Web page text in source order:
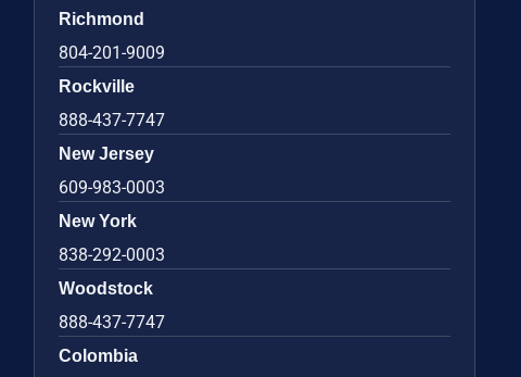
Richmond
804-201-9009
Rockville
888-437-7747
New Jersey
609-983-0003
New York
838-292-0003
Woodstock
888-437-7747
Colombia